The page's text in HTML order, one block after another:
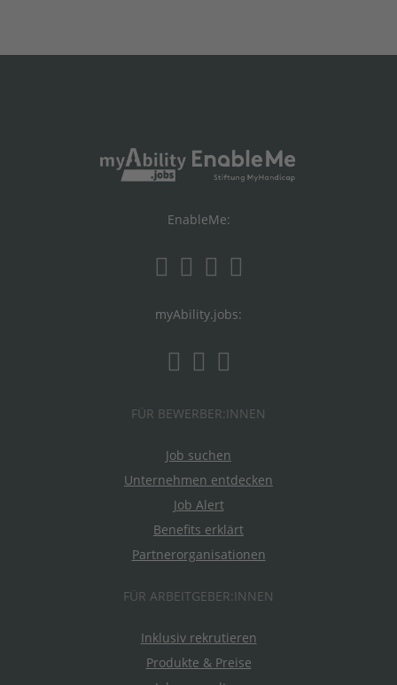
EnableMe:
myAbility.jobs:
FÜR BEWERBER:INNEN
Job suchen
Unternehmen entdecken
Job Alert
Benefits erklärt
Partnerorganisationen
FÜR ARBEITGEBER:INNEN
Inklusiv rekrutieren
Produkte & Preise